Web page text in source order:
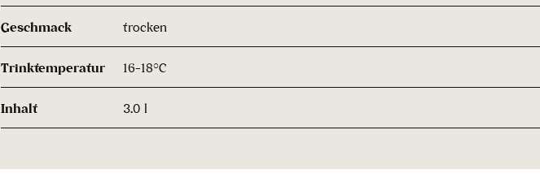
Geschmack trocken
Trinktemperatur 16-18°C
Inhalt 3.0 l